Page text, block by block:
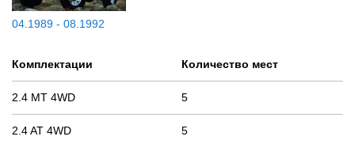
04.1989 - 08.1992
Комплектации Количество мест
2.4 MT 4WD 5
2.4 AT 4WD 5